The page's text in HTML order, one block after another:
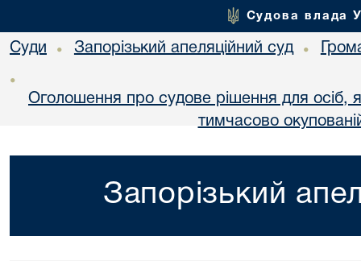
Судова влада
Суди • Запорізький апеляційний суд •
•
Оголошення про судове рішення для осіб,
тимчасово
Запорізький